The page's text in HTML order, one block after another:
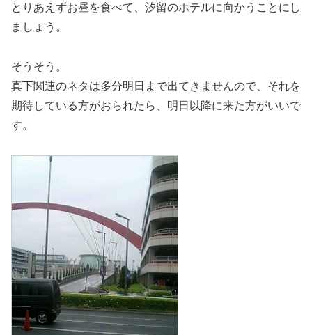
とりあえずお昼を食べて、汐留のホテルに向かうことにし
ましょう。
そうそう。
真下関連のネタは多分明日まで出てきませんので、それを
期待している方がおられたら、明日以降に来た方がいいで
す。